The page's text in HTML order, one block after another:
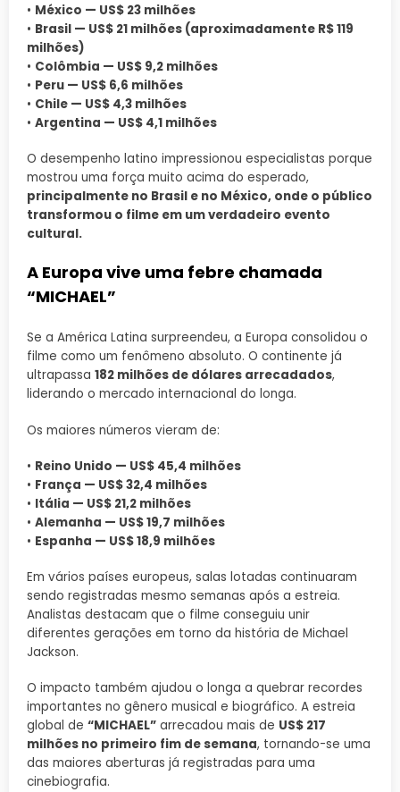
• México — US$ 23 milhões
• Brasil — US$ 21 milhões (aproximadamente R$ 119
milhões)
• Colômbia — US$ 9,2 milhões
• Peru — US$ 6,6 milhões
• Chile — US$ 4,3 milhões
• Argentina — US$ 4,1 milhões
O desempenho latino impressionou especialistas porque
mostrou uma força muito acima do esperado,
principalmente no Brasil e no México, onde o público
transformou o filme em um verdadeiro evento
cultural.
A Europa vive uma febre chamada
“MICHAEL”
Se a América Latina surpreendeu, a Europa consolidou o
filme como um fenômeno absoluto. O continente já
ultrapassa 182 milhões de dólares arrecadados,
liderando o mercado internacional do longa.
Os maiores números vieram de:
• Reino Unido — US$ 45,4 milhões
• França — US$ 32,4 milhões
• Itália — US$ 21,2 milhões
• Alemanha — US$ 19,7 milhões
• Espanha — US$ 18,9 milhões
Em vários países europeus, salas lotadas continuaram
sendo registradas mesmo semanas após a estreia.
Analistas destacam que o filme conseguiu unir
diferentes gerações em torno da história de Michael
Jackson.
O impacto também ajudou o longa a quebrar recordes
importantes no gênero musical e biográfico. A estreia
global de “MICHAEL” arrecadou mais de US$ 217
milhões no primeiro fim de semana, tornando-se uma
das maiores aberturas já registradas para uma
cinebiografia.